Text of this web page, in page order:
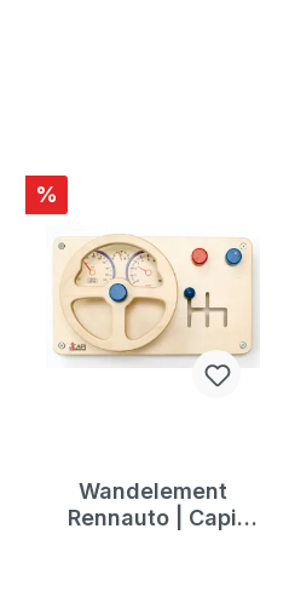
%
Wandelement
Rennauto | Capi